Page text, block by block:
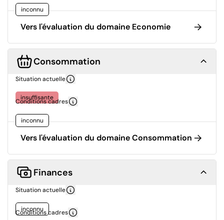
inconnu
Vers l'évaluation du domaine Economie
Consommation
Situation actuelle
insuffisante
Conditions cadres
inconnu
Vers l'évaluation du domaine Consommation
Finances
Situation actuelle
inconnu
Conditions cadres